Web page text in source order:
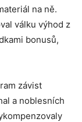
na ně.
válku výhod z
bonusů,
závist
a noblesních